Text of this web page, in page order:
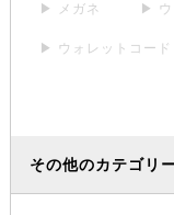
▶ メガネ ▶ ウ
▶ ウォレットコード
その他のカテゴリ